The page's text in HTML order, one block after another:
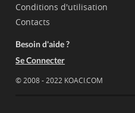
Conditions d'utilisation
Contacts
Besoin d'aide ?
Se Connecter
© 2008 - 2022 KOACI.COM